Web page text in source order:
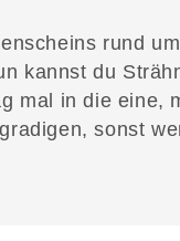
rund
kannst du
mal in die eine,
sonst